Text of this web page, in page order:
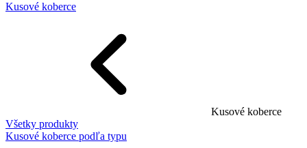
Kusové koberce
Kusové koberce
Všetky produkty
Kusové koberce podľa typu